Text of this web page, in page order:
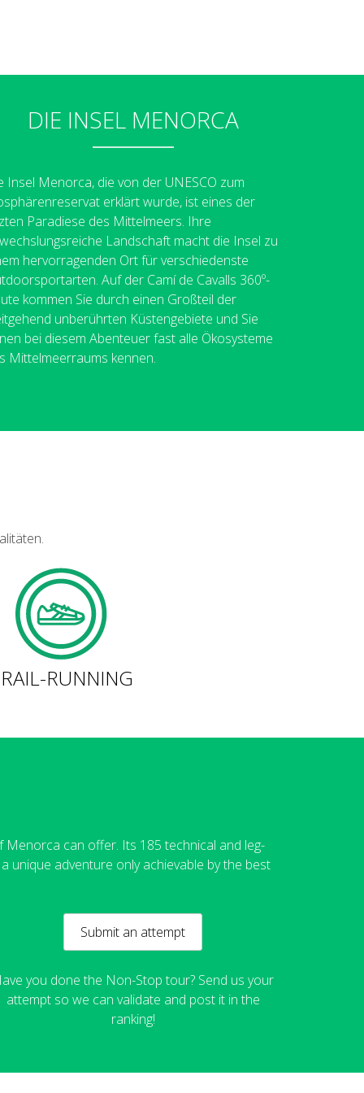
DIE INSEL MENORCA
Insel Menorca, die von der UNESCO zum
erklärt wurde, ist eines der
Paradiese des Mittelmeers. Ihre
Landschaft macht die Insel zu
hervorragenden Ort für verschiedenste
Auf der Camí de Cavalls 360º-
kommen Sie durch einen Großteil der
unberührten Küstengebiete und Sie
bei diesem Abenteuer fast alle Ökosysteme
Mittelmeerraums kennen.
RUNNING
can offer. Its 185 technical and leg-
unique adventure only achievable by the best
Submit an attempt
you done the Non-Stop tour? Send us your
attempt so we can validate and post it in the
ranking!